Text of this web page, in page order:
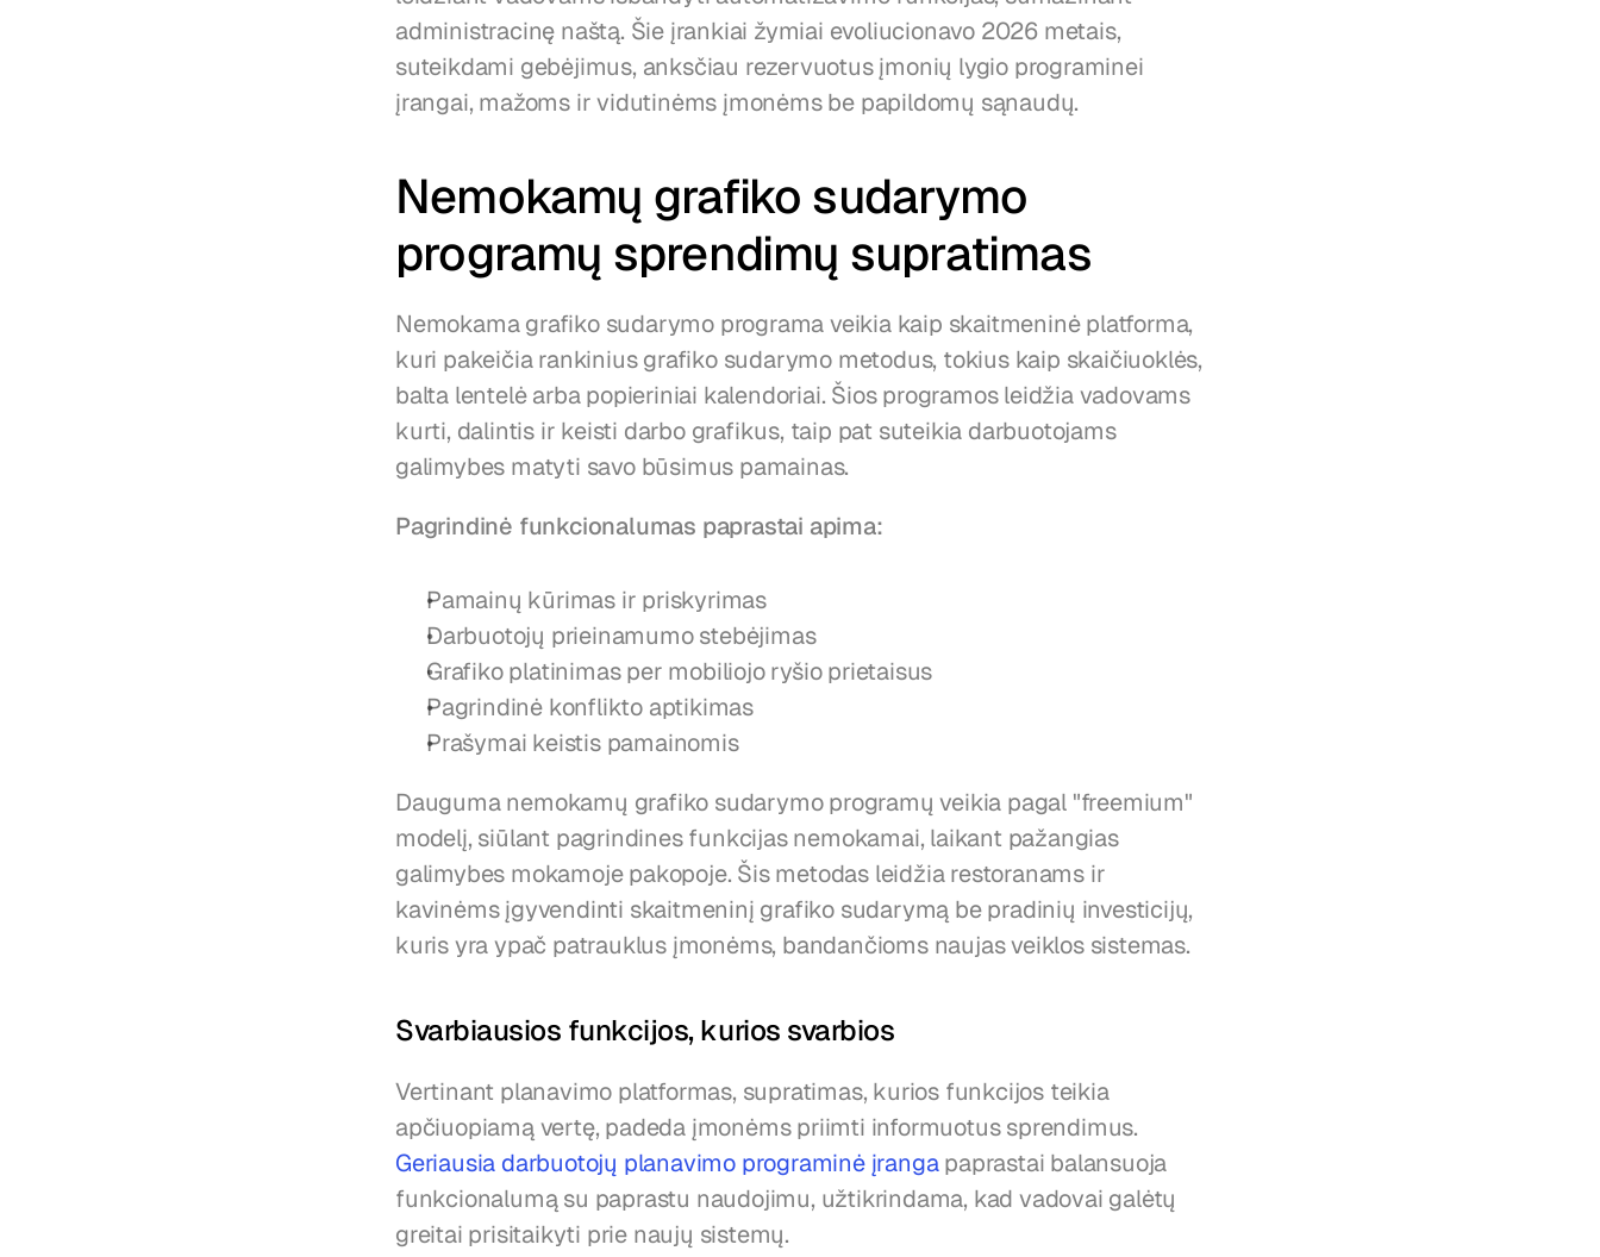
administracinę naštą. Šie įrankiai žymiai evoliucionavo 2026 metais,
suteikdami gebėjimus, anksčiau rezervuotus įmonių lygio programinei
įrangai, mažoms ir vidutinėms įmonėms be papildomų sąnaudų.
Nemokamų grafiko sudarymo
programų sprendimų supratimas
Nemokama grafiko sudarymo programa veikia kaip skaitmeninė platforma,
kuri pakeičia rankinius grafiko sudarymo metodus, tokius kaip skaičiuoklės,
balta lentelė arba popieriniai kalendoriai. Šios programos leidžia vadovams
kurti, dalintis ir keisti darbo grafikus, taip pat suteikia darbuotojams
galimybes matyti savo būsimus pamainas.
Pagrindinė funkcionalumas paprastai apima:
Pamainų kūrimas ir priskyrimas
Darbuotojų prieinamumo stebėjimas
Grafiko platinimas per mobiliojo ryšio prietaisus
Pagrindinė konflikto aptikimas
Prašymai keistis pamainomis
Dauguma nemokamų grafiko sudarymo programų veikia pagal "freemium"
modelį, siūlant pagrindines funkcijas nemokamai, laikant pažangias
galimybes mokamoje pakopoje. Šis metodas leidžia restoranams ir
kavinėms įgyvendinti skaitmeninį grafiko sudarymą be pradinių investicijų,
kuris yra ypač patrauklus įmonėms, bandančioms naujas veiklos sistemas.
Svarbiausios funkcijos, kurios svarbios
Vertinant planavimo platformas, supratimas, kurios funkcijos teikia
Geriausia darbuotojų planavimo programinė įranga paprastai balansuoja
funkcionalumą su paprastu naudojimu, užtikrindama, kad vadovai galėtų
greitai prisitaikyti prie naujų sistemų.